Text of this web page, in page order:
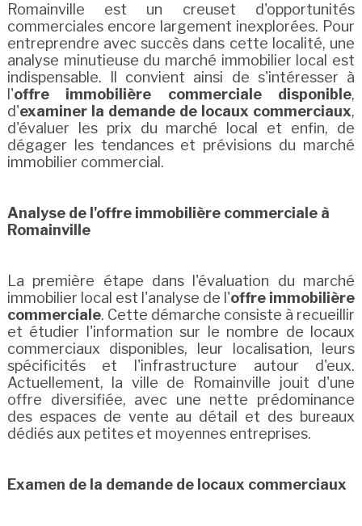
Romainville est un creuset d'opportunités
commerciales encore largement inexplorées. Pour
entreprendre avec succès dans cette localité, une
analyse minutieuse du marché immobilier local est
indispensable. Il convient ainsi de s'intéresser à
l'offre immobilière commerciale disponible,
d'examiner la demande de locaux commerciaux,
d'évaluer les prix du marché local et enfin, de
dégager les tendances et prévisions du marché
immobilier commercial.
Analyse de l'offre immobilière commerciale à
Romainville
La première étape dans l'évaluation du marché
immobilier local est l'analyse de l'offre immobilière
commerciale. Cette démarche consiste à recueillir
et étudier l'information sur le nombre de locaux
commerciaux disponibles, leur localisation, leurs
spécificités et l'infrastructure autour d'eux.
Actuellement, la ville de Romainville jouit d'une
offre diversifiée, avec une nette prédominance
des espaces de vente au détail et des bureaux
dédiés aux petites et moyennes entreprises.
Examen de la demande de locaux commerciaux